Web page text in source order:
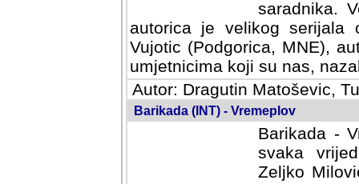
saradnika.
autorica je velikog serijala
Vujotic (Podgorica, MNE),
umjetnicima koji su nas,
Autor: Dragutin Matoševic,
Barikada (INT) - Vremeplov
Barikada -
svaka
Milovic,